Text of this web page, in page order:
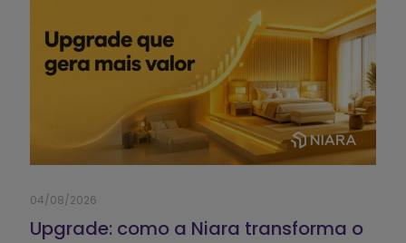
04/08/2026
Upgrade: como a Niara transforma o